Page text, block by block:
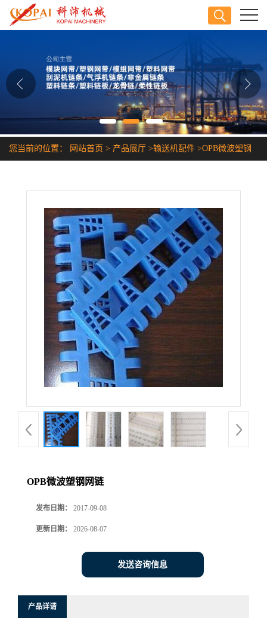
公司介绍
公司动态
证书荣誉
您当前的位置： 网站首页 > 产品展厅 >输送机配件 >OPB微波塑钢
OPB微波塑钢网链
发布日期： 2017-09-08
更新日期： 2026-08-07
发送咨询信息
产品详请